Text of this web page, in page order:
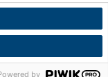
by